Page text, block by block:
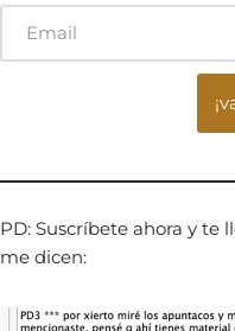
PD: Suscríbete ahora y te
me dicen: